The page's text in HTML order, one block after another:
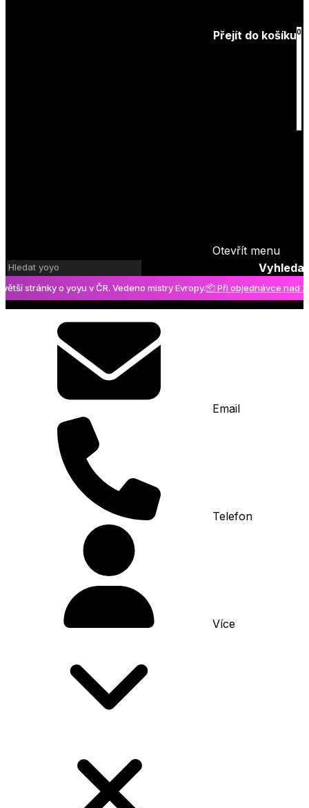
Přejít do košíku0
Otevřít menu
Vyhledat
o yoyu v ČR. Vedeno mistry Evropy.📦 Při objednávce nad 2000 Kč
Email
Telefon
Více